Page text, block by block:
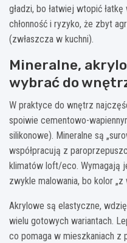
gładzi, bo łatwiej wtopić
chłonność i ryzyko, że zbyt
(zwłaszcza w kuchni).
Mineralne,
wybrać do
W praktyce do wnętrz
spoiwie cementowo-
silikonowe). Mineralne są
współpracują z
klimatów loft/eco. Wymagają
zwykle malowania, bo kolor „z
Akrylowe są elastyczne,
wielu gotowych wariantach.
co pomaga w mieszkaniach z